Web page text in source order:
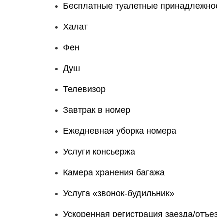
Бесплатные туалетные
Халат
Фен
Душ
Телевизор
Завтрак в номер
Ежедневная уборка номера
Услуги консьержа
Камера хранения багажа
Услуга «звонок-будильник»
Ускоренная регистрация заезда/